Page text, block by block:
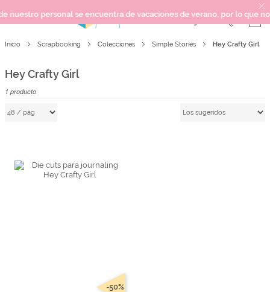
personal se encuentra de vacaciones de verano, por lo que
SCRAPBOOKING
MIXED MEDIA
CRAFT Y DIY
PAPELERÍA Y FIESTAS
CROCHET
Inicio Scrapbooking Colecciones Simple Stories Hey Crafty Girl
Hey Crafty Girl
1 producto
-50%